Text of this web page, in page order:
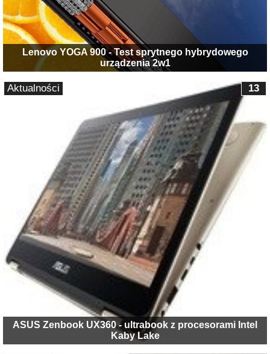
Lenovo YOGA 900 - Test sprytnego hybrydowego
urządzenia 2w1
ASUS Zenbook UX360 - ultrabook z procesorami Intel
Kaby Lake
13
Aktualności